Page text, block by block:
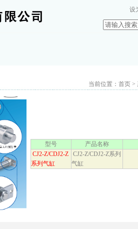
设
当前位置：首页 >
型号 产品名称
CJ2-Z/CDJ2-Z
系列气缸
CJ2-Z/CDJ2-Z系列
气缸